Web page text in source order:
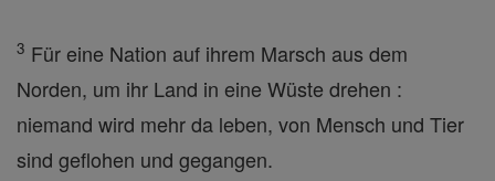
3 Für eine Nation auf ihrem Marsch aus dem
Norden, um ihr Land in eine Wüste drehen :
niemand wird mehr da leben, von Mensch und Tier
sind geflohen und gegangen.